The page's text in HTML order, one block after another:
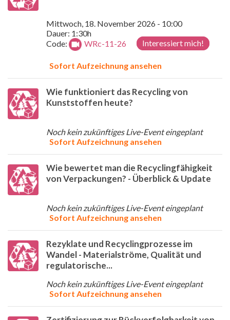
Mittwoch, 18. November 2026 - 10:00
Dauer: 1:30h
Interessiert mich!
Code: WRc-11-26
Sofort Aufzeichnung ansehen
Wie funktioniert das Recycling von
Kunststoffen heute?
Noch kein zukünftiges Live-Event eingeplant
Sofort Aufzeichnung ansehen
Wie bewertet man die Recyclingfähigkeit
von Verpackungen? - Überblick & Update
Noch kein zukünftiges Live-Event eingeplant
Sofort Aufzeichnung ansehen
Rezyklate und Recyclingprozesse im
Wandel - Materialströme, Qualität und
regulatorische...
Noch kein zukünftiges Live-Event eingeplant
Sofort Aufzeichnung ansehen